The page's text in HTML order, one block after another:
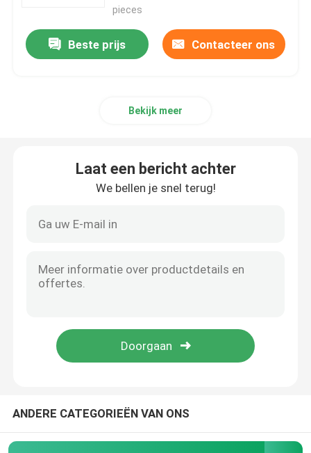
pieces
Beste prijs Contacteer ons
Bekijk meer
Laat een bericht achter
We bellen je snel terug!
ANDERE CATEGORIEËN VAN ONS